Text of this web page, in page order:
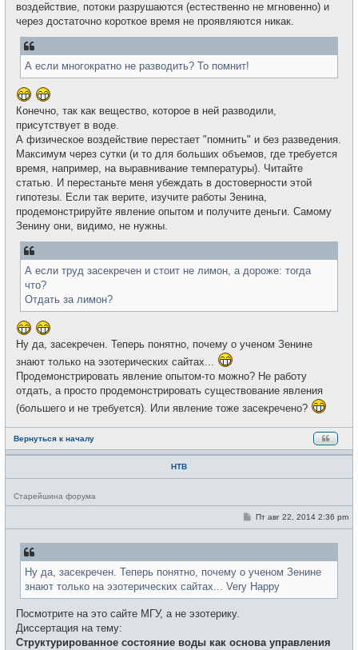
воздействие, потоки разрушаются (естественно не мгновенно) и
через достаточно короткое время не проявляются никак.
А если многократно не разводить? То помнит!
Конечно, так как вещество, которое в ней разводили,
присутствует в воде.
А физическое воздействие перестает "помнить" и без разведения.
Максимум через сутки (и то для больших объемов, где требуется
время, например, на выравнивание температуры). Читайте
статью. И перестаньте меня убеждать в достоверности этой
гипотезы. Если так верите, изучите работы Зенина,
продемонстрируйте явление опытом и получите деньги. Самому
Зенину они, видимо, не нужны.
А если труд засекречен и стоит не лимон, а дороже: тогда
что?
Отдать за лимон?
Ну да, засекречен. Теперь понятно, почему о ученом Зенине
знают только на эзотерических сайтах...
Продемонстрировать явление опытом-то можно? Не работу
отдать, а просто продемонстрировать существование явления
(большего и не требуется). Или явление тоже засекречено?
Вернуться к началу
НТВ
Н
е
Старейшина форума
С
б
е
н
и
е
Пт авг 22, 2014 2:36 pm
Ну да, засекречен. Теперь понятно, почему о ученом Зенине
знают только на эзотерических сайтах... Very Happy
Посмотрите на это сайте МГУ, а не эзотерику.
Диссертация на тему:
Структурированное состояние воды как основа управления